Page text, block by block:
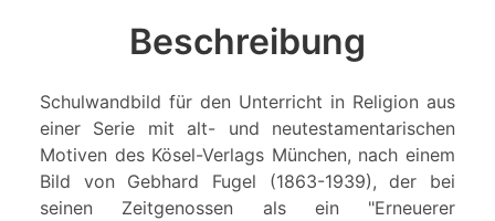
Beschreibung
Schulwandbild für den Unterricht in Religion aus
einer Serie mit alt- und neutestamentarischen
Motiven des Kösel-Verlags München, nach einem
Bild von Gebhard Fugel (1863-1939), der bei
seinen Zeitgenossen als ein "Erneuerer